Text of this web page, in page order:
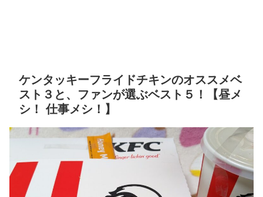
ケンタッキーフライドチキンのオススメベ
スト３と、ファンが選ぶベスト５！【昼メ
シ！ 仕事メシ！】